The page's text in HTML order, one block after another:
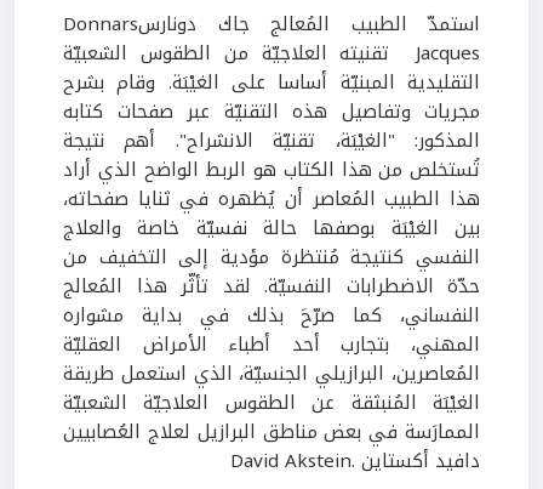
استمدّ الطبيب المُعالج جاك دونارسDonnars
Jacques
تقنيته العلاجيّة من الطقوس الشعبيّة
التقليدية المبنيّة أساسا على الغيْبَة. وقام بشرح
مجريات وتفاصيل هذه التقنيّة عبر صفحات كتابه
المذكور: "الغيْبَة، تقنيّة الانشراح". أهم نتيجة
تُستخلص من هذا الكتاب هو الربط الواضح الذي أراد
هذا الطبيب المُعاصر أن يُظهره في ثنايا صفحاته،
بين الغيْبَة بوصفها حالة نفسيّة خاصة والعلاج
النفسي كنتيجة مُنتظرة مؤدية إلى التخفيف من
حدّة الاضطرابات النفسيّة. لقد تأثّر هذا المُعالج
النفساني، كما صرّحَ بذلك في بداية مشواره
المهني، بتجارب أحد أطباء الأمراض العقليّة
المُعاصرين، البرازيلي الجنسيّة، الذي استعمل طريقة
الغيْبَة المُنبثقة عن الطقوس العلاجيّة الشعبيّة
الممارَسة في بعض مناطق البرازيل لعلاج العُصابيين
دافيد أكستاين .David Akstein